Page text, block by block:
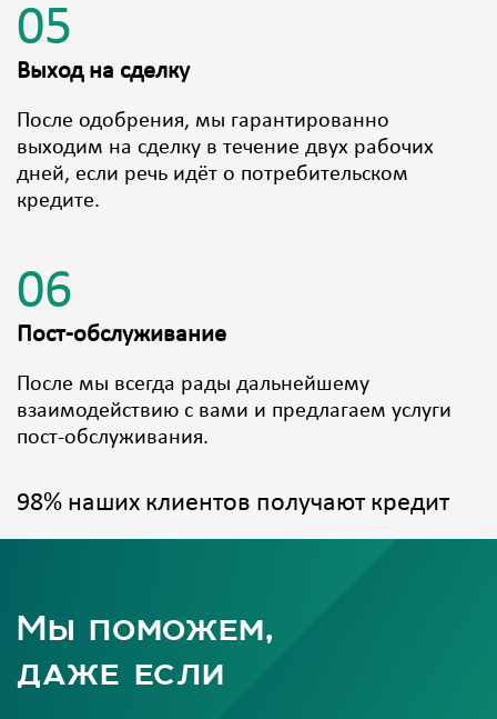
05
Выход на сделку
После одобрения, мы гарантированно
выходим на сделку в течение двух рабочих
дней, если речь идёт о потребительском
кредите.
06
Пост-обслуживание
После мы всегда рады дальнейшему
взаимодействию с вами и предлагаем услуги
пост-обслуживания.
98% наших клиентов получают кредит
Мы поможем,
даже если